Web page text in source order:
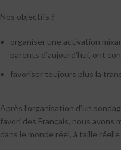
Nos objectifs ?
organiser une activation
parents d’aujourd’hui, ont
favoriser toujours plus la
Après l’organisation d’un
favori des Français, nous avons
dans le monde réel, à taille